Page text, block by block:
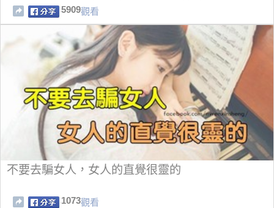
5909觀看
不要去騙女人，女人的直覺很靈的
1073觀看